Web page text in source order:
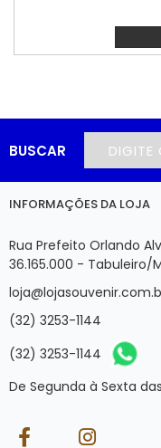
BUSCAR
INFORMAÇÕES DA LOJA
Rua Prefeito Orlando
36.165.000 - Tabuleiro/
(32) 3253-1144
(32) 3253-1144
De Segunda à Sexta